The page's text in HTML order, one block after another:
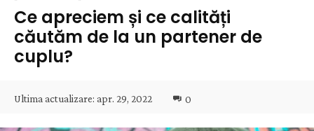
Ce apreciem și ce calități
căutăm de la un partener de
cuplu?
Ultima actualizare: apr. 29, 2022 0